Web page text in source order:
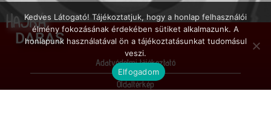
HAJRÁ
DABAS
Adatvédelmi tájékoztató
Oldaltérkép
Kedves Látogató! Tájékoztatjuk, hogy a honlap felhasználói
élmény fokozásának érdekében sütiket alkalmazunk. A
honlapunk használatával ön a tájékoztatásunkat tudomásul
veszi.
Elfogadom